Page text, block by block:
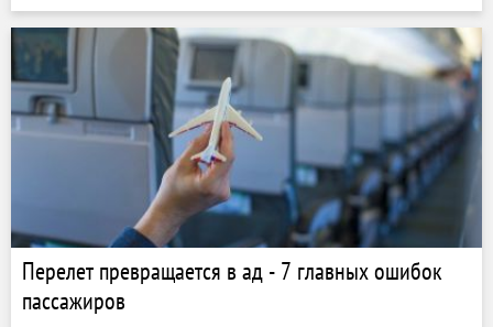
Перелет превращается в ад - 7 главных ошибок
пассажиров